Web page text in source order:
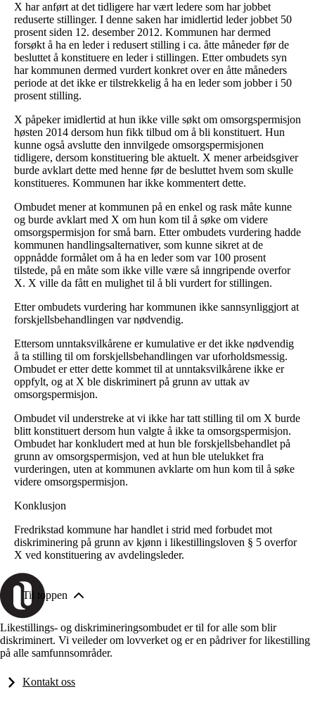
X har anført at det tidligere har vært ledere som har jobbet
reduserte stillinger. I denne saken har imidlertid leder jobbet 50
prosent siden 12. desember 2012. Kommunen har dermed
forsøkt å ha en leder i redusert stilling i ca. åtte måneder før de
besluttet å konstituere en leder i stillingen. Etter ombudets syn
har kommunen dermed vurdert konkret over en åtte måneders
periode at det ikke er tilstrekkelig å ha en leder som jobber i 50
prosent stilling.
X påpeker imidlertid at hun ikke ville søkt om omsorgspermisjon
høsten 2014 dersom hun fikk tilbud om å bli konstituert. Hun
kunne også avslutte den innvilgede omsorgspermisjonen
tidligere, dersom konstituering ble aktuelt. X mener arbeidsgiver
burde avklart dette med henne før de besluttet hvem som skulle
konstitueres. Kommunen har ikke kommentert dette.
Ombudet mener at kommunen på en enkel og rask måte kunne
og burde avklart med X om hun kom til å søke om videre
omsorgspermisjon for små barn. Etter ombudets vurdering hadde
kommunen handlingsalternativer, som kunne sikret at de
oppnådde formålet om å ha en leder som var 100 prosent
tilstede, på en måte som ikke ville være så inngripende overfor
X. X ville da fått en mulighet til å bli vurdert for stillingen.
Etter ombudets vurdering har kommunen ikke sannsynliggjort at
forskjellsbehandlingen var nødvendig.
Ettersom unntaksvilkårene er kumulative er det ikke nødvendig
å ta stilling til om forskjellsbehandlingen var uforholdsmessig.
Ombudet er etter dette kommet til at unntaksvilkårene ikke er
oppfylt, og at X ble diskriminert på grunn av uttak av
omsorgspermisjon.
Ombudet vil understreke at vi ikke har tatt stilling til om X burde
blitt konstituert dersom hun valgte å ikke ta omsorgspermisjon.
Ombudet har konkludert med at hun ble forskjellsbehandlet på
grunn av omsorgspermisjon, ved at hun ble utelukket fra
vurderingen, uten at kommunen avklarte om hun kom til å søke
videre omsorgspermisjon.
Konklusjon
Fredrikstad kommune har handlet i strid med forbudet mot
diskriminering på grunn av kjønn i likestillingsloven § 5 overfor
X ved konstituering av avdelingsleder.
Til toppen
Likestillings- og diskrimineringsombudet er til for alle som blir
diskriminert. Vi veileder om lovverket og er en pådriver for likestilling
på alle samfunnsområder.
Kontakt oss